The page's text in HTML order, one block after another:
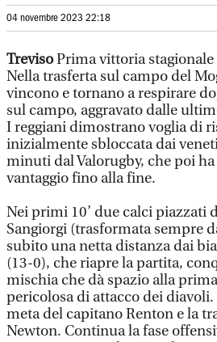
04 novembre 2023 22:18
TrevisoPrima vittoria stagionale
Nella trasferta sul campo del
vincono e tornano a respirare
sul campo, aggravato dalle
I reggiani dimostrano voglia di
inizialmente sbloccata dai
minuti dal Valorugby, che poi
vantaggio fino alla fine.
Nei primi 10’ due calci piazzati
Sangiorgi (trasformata sempre
subito una netta distanza dai
(13-0), che riapre la partita,
mischia che dà spazio alla
pericolosa di attacco dei
meta del capitano Renton e la
Newton. Continua la fase